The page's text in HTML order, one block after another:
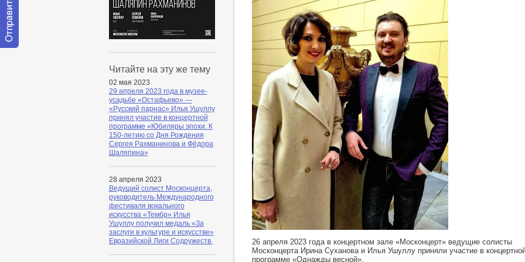
Читайте на эту же тему
02 мая 2023
29 апреля 2023 года в музее-
усадьбе «Остафьево» —
«Русский парнас» Илья Ушуллу
принял участие в концертной
программе «Юбиляры эпохи. К
150-летию со Дня Рождения
Сергея Рахманинова и Фёдора
Шаляпина»
28 апреля 2023
Ведущий солист Москонцерта,
руководитель Международного
фестиваля вокального
искусства «Тембр» Илья
Ушуллу получил медаль «За
заслуги в культуре и искусстве»
Евразийской Лиги Содружеств.
26 апреля 2023 года в концертном зале «Москонцерт» ведущие солисты
Москонцерта Ирина Суханова и Илья Ушуллу приняли участие в
программе «Однажды весной».